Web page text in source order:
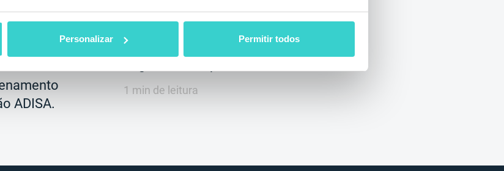
Personalizar Permitir todos
eficácia
ADISA.
Junte-se a nós no gsmX Miami
2024 e descubra como nossas
soluções podem aprimorar seu
1 min de leitura